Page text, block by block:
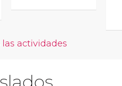
actividades